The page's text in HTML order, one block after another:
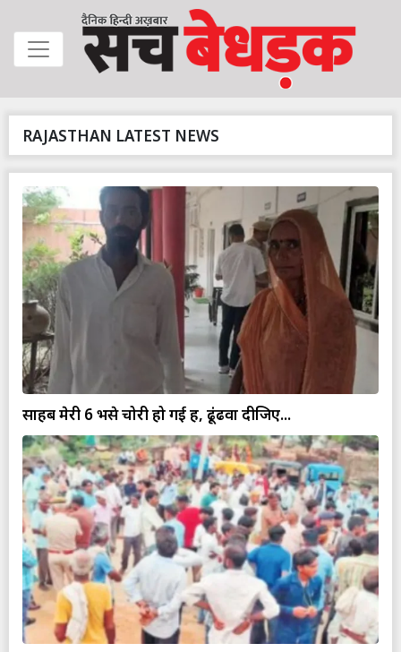
RAJASTHAN LATEST NEWS
साहब मेरी 6 भैंसे चोरी हो गई हैं, ढूंढवा दीजिए...